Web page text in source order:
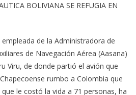
BOLIVIANA SE REFUGIA EN
de la Administradora de
de Navegación Aérea (Aasana)
Viru, de donde partió el avión que
rumbo a Colombia que
que le costó la vida a 71 personas, ha